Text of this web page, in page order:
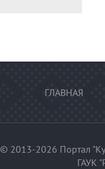
ГЛАВНАЯ
© 2013-2026 Портал
ГАУК